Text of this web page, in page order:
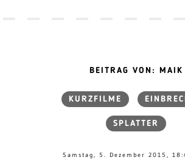
BEITRAG VON: MAIK
KURZFILME
SPLATTER
Samstag, 5. Dezember 2015,